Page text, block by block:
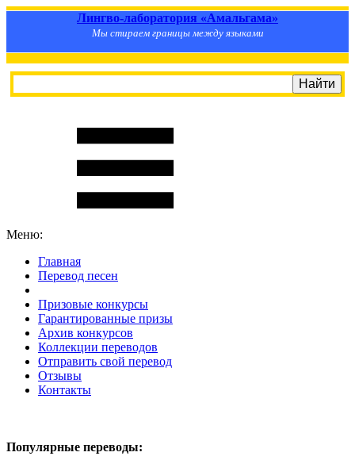
Лингво-лаборатория «Амальгама»
Мы стираем границы между языками
Меню:
Главная
Перевод песен
Призовые конкурсы
Гарантированные призы
Архив конкурсов
Коллекции переводов
Отправить свой перевод
Отзывы
Контакты
Популярные переводы: